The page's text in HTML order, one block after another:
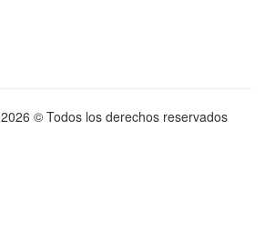
2026 © Todos los derechos reservados